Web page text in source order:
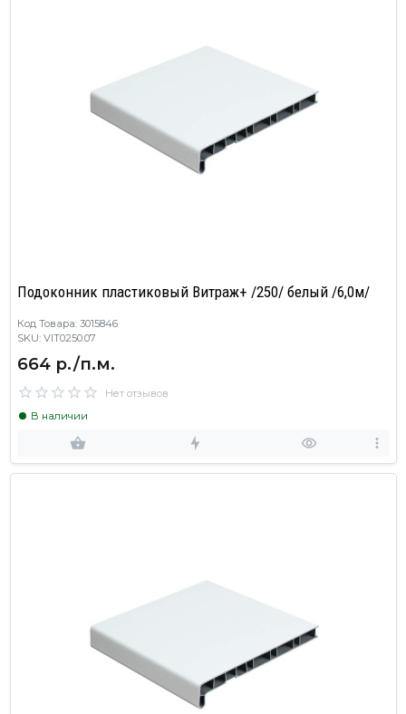
Подоконник пластиковый Витраж+ /250/ белый /6,0м/
Код Товара: 3015846
SKU: VIT0250.07
664 р./п.м.
Нет отзывов
В наличии